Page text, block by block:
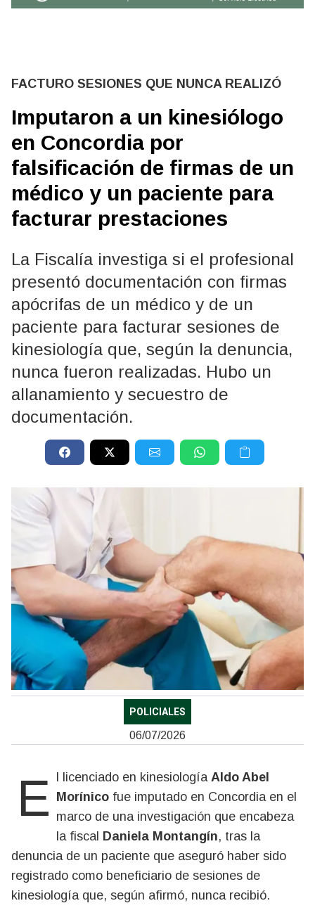
FACTURO SESIONES QUE NUNCA REALIZÓ
Imputaron a un kinesiólogo
en Concordia por
falsificación de firmas de un
médico y un paciente para
facturar prestaciones
La Fiscalía investiga si el profesional
presentó documentación con firmas
apócrifas de un médico y de un
paciente para facturar sesiones de
kinesiología que, según la denuncia,
nunca fueron realizadas. Hubo un
allanamiento y secuestro de
documentación.
POLICIALES
06/07/2026
El licenciado en kinesiología Aldo Abel
Morínico fue imputado en Concordia en el
marco de una investigación que encabeza
la fiscal Daniela Montangín, tras la
denuncia de un paciente que aseguró haber sido
registrado como beneficiario de sesiones de
kinesiología que, según afirmó, nunca recibió.